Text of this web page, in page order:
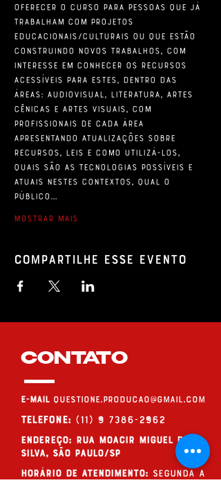
oferecer o curso para pessoas que já
trabalham com projetos
educacionais/culturais ou que estão
construindo novos trabalhos, com
interesse em conhecer os recursos
acessíveis para estes, dentro das
áreas: audiovisual, literatura, artes
cênicas e artes visuais, com
profissionais de cada área
apresentando atualizações sobre
recursos, leis e como utilizá-los,
quais são as tecnologias possíveis e
atuais nestes contextos, qual o
público…
Mostrar mais
Compartilhe esse evento
CONTATO
E-MAIL questione.producao@gmail.com
Telefone: (11) 9 7386-2962
endereço: Rua Moacir Miguel da
Silva, São Paulo/SP
Horário de Atendimento: Segunda a